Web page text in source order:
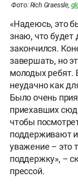
Фото: Rich Graessle,
«Надеюсь, это
знаю, что
закончился.
завершать, но
молодых ребят.
неудачно как
Было очень
приехавших
чтобы
поддерживают и
уважение – это
поддержку», –
прессой.